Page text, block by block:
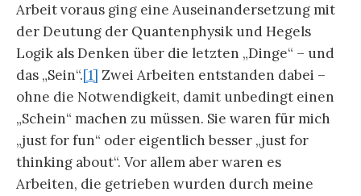
Arbeit voraus ging eine Auseinandersetzung mit
der Deutung der Quantenphysik und Hegels
Logik als Denken über die letzten „Dinge“ – und
das „Sein“.[1] Zwei Arbeiten entstanden dabei –
ohne die Notwendigkeit, damit unbedingt einen
„Schein“ machen zu müssen. Sie waren für mich
„just for fun“ oder eigentlich besser „just for
thinking about“. Vor allem aber waren es
Arbeiten, die getrieben wurden durch meine